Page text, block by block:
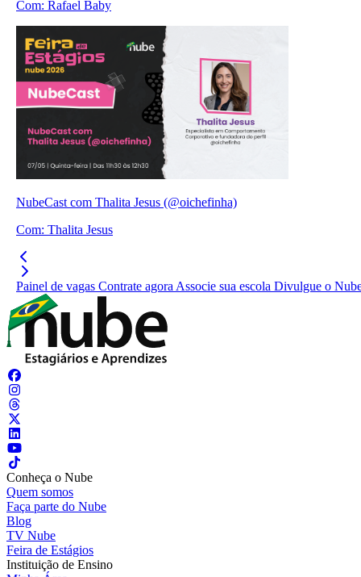
Com: Rafael Baby
NubeCast com Thalita Jesus (@oichefinha)
Com: Thalita Jesus
Painel de vagas Contrate agora Associe sua escola Divulgue o
Conheça o Nube
Quem somos
Faça parte do Nube
Blog
TV Nube
Feira de Estágios
Instituição de Ensino